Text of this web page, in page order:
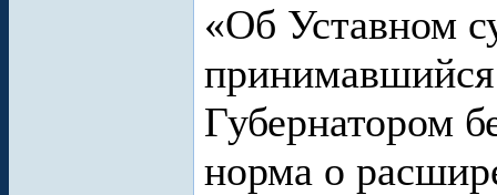
«Об Уставном
Губернатором
норма о